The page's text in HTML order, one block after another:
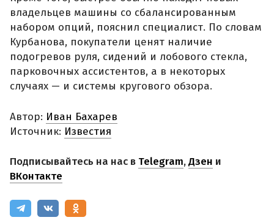
владельцев машины со сбалансированным
набором опций, пояснил специалист. По словам
Курбанова, покупатели ценят наличие
подогревов руля, сидений и лобового стекла,
парковочных ассистентов, а в некоторых
случаях — и системы кругового обзора.
Автор: Иван Бахарев
Источник: Известия
Подписывайтесь на нас в Telegram,Дзен и
ВКонтакте